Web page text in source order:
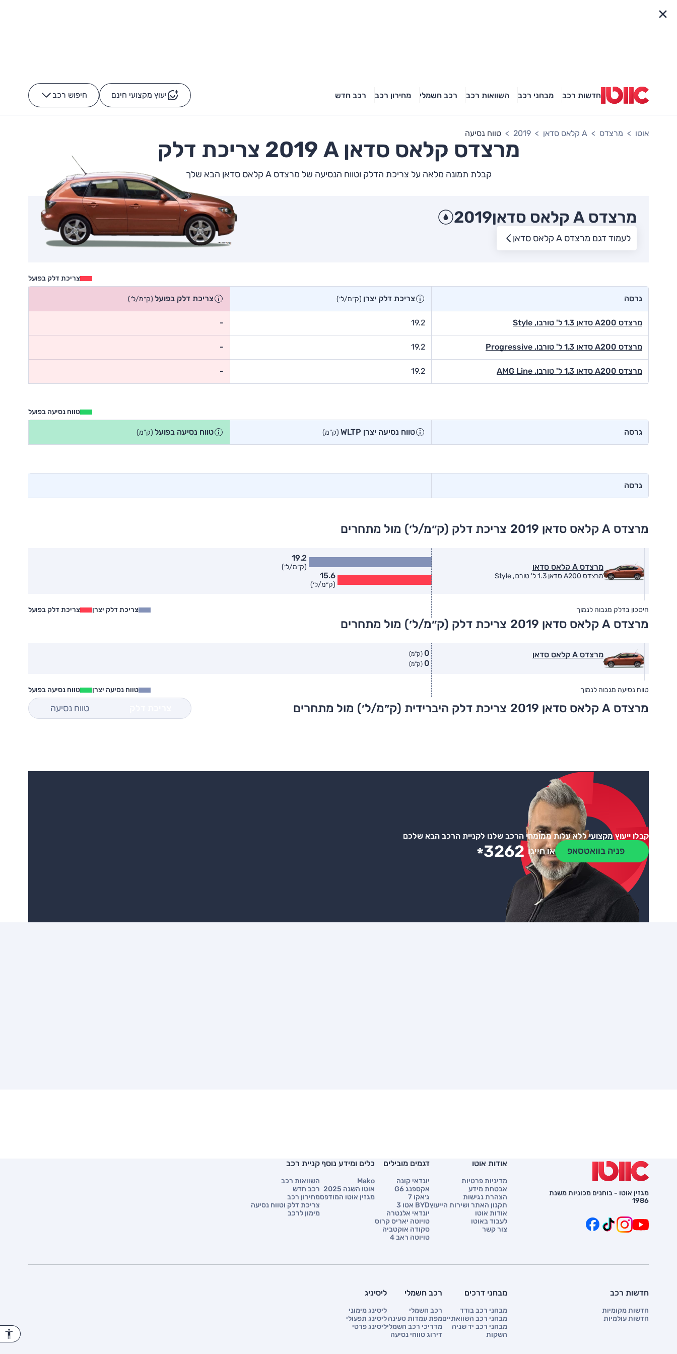
חדשות רכב מבחני רכב השוואות רכב רכב חשמלי מחירון רכב רכב חדש יעוץ מקצועי חינם חיפוש רכב -
אוטו מרצדס A קלאס סדאן 2019 טווח נסיעה
מרצדס A קלאס סדאן
קבלת תמונה מלאה על צריכת הדלק וטווח הנסיעה של מרצדס A קלאס סדאן הבא שלך
מרצדס A קלאס סדאן 2019
לעמוד דגם מרצדס A קלאס סדאן
צריכת דלק בפועל
גרסה צריכת דלק יצרן (ק״מ/ל׳) צריכת דלק בפועל (ק״מ/ל׳)
מרצדס A200 סדאן 1.3 ל' טורבו, Style 19.2
-
מרצדס A200 סדאן 1.3 ל' טורבו, Progressive 19.2
-
מרצדס A200 סדאן 1.3 ל' טורבו, AMG Line 19.2
-
טווח נסיעה בפועל
גרסה טווח נסיעה יצרן WLTP (ק"מ) טווח נסיעה בפועל (ק"מ)
גרסה
מרצדס A קלאס סדאן 2019 צריכת דלק (ק״מ/ל׳) מול מתחרים
מרצדס A קלאס סדאן
מרצדס A200 סדאן 1.3 ל' טורבו, Style
19.2
(ק״מ/ל׳)
15.6
(ק״מ/ל׳)
חיסכון בדלק מגבוה לנמוך צריכת דלק יצרן צריכת דלק בפועל
מרצדס A קלאס סדאן 2019 צריכת דלק (ק״מ/ל׳) מול מתחרים
מרצדס A קלאס סדאן 0 (ק"מ)
0 (ק"מ)
טווח נסיעה מגבוה לנמוך טווח נסיעה יצרן טווח נסיעה בפועל
מרצדס A קלאס סדאן 2019 צריכת דלק היברידית (ק״מ/ל׳) מול מתחרים טווח נסיעה
קבלו ייעוץ מקצועי ללא עלות ממומחי הרכב שלנו לקניית הרכב הבא שלכם
פניה בוואטסאפ או חייגו *3262
מגזין אוטו - בוחנים מכוניות משנת
1986
אודות אוטו
מדיניות פרטיות
אבטחת מידע
הצהרת נגישות
תקנון האתר ושירות הייעוץ
אודות אוטו
לעבוד באוטו
צור קשר
דגמים מובילים
יונדאי קונה
אקספנג G6
ג׳אקו 7
BYD אטו 3
יונדאי אלנטרה
טויוטה יאריס קרוס
סקודה אוקטביה
טויוטה ראב 4
כלים ומידע נוסף
Mako
אוטו השנה 2025
מגזין אוטו המודפס
קניית רכב
השוואות רכב
רכב חדש
מחירון רכב
צריכת דלק וטווח נסיעה
מימון לרכב
חדשות רכב
חדשות מקומיות
חדשות עולמיות
מבחני דרכים
מבחני רכב בודד
מבחני רכב השוואתיים
מבחני רכב יד שניה
השקות
רכב חשמלי
רכב חשמלי
מפת עמדות טעינה
מדריכי רכב חשמלי
דירוג טווחי נסיעה
ליסיניג
ליסינג מימוני
ליסינג תפעולי
ליסינג פרטי